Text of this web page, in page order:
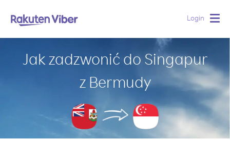
Login
Jak zadzwonić do Singapur
z Bermudy